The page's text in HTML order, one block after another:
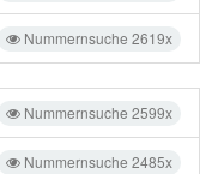
Nummernsuche 2619x
Nummernsuche 2599x
Nummernsuche 2485x